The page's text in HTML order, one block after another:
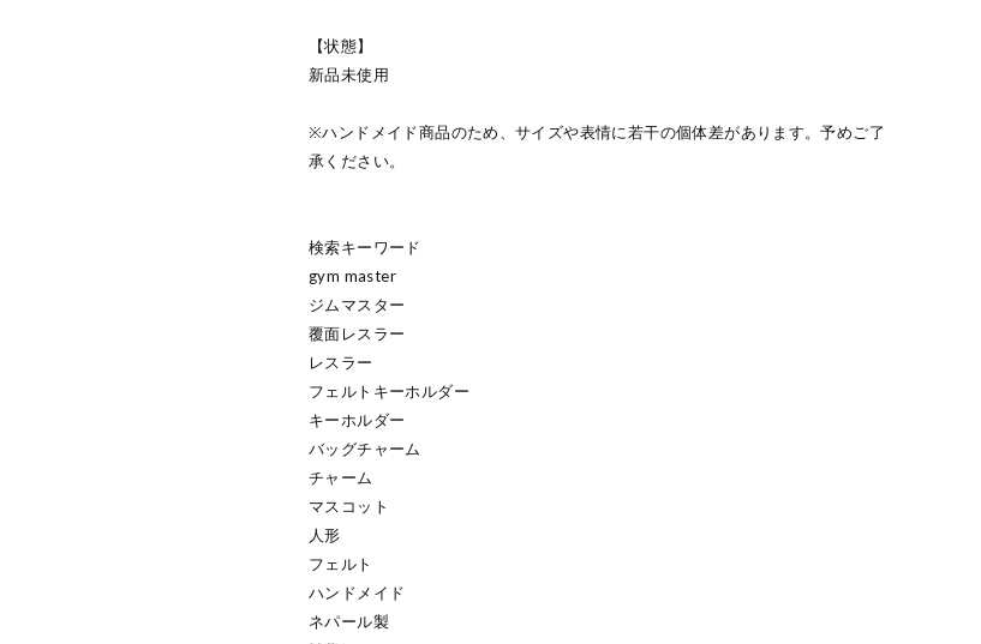
【状態】
新品未使用
※ハンドメイド商品のため、サイズや表情に若干の個体差があります。予めご了
承ください。
検索キーワード
gym master
ジムマスター
覆面レスラー
レスラー
フェルトキーホルダー
キーホルダー
バッグチャーム
チャーム
マスコット
人形
フェルト
ハンドメイド
ネパール製